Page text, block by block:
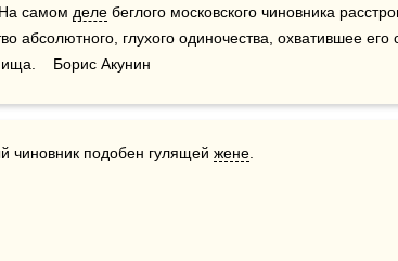
самом деле беглого московского чиновника
абсолютного, глухого одиночества, охватившее его
Борис Акунин
чиновник подобен гулящей жене